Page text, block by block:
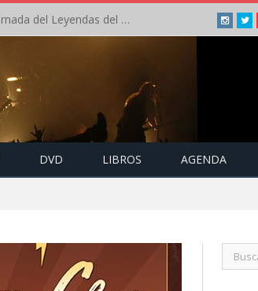
Crónica: Arch Enemy brilla en la segunda jornada del Leyendas del Rock – Jueves – Agosto 2026
DVD LIBROS AGENDA